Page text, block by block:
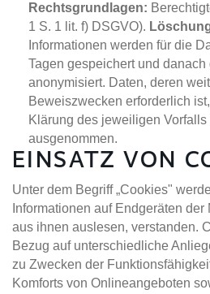
Rechtsgrundlagen:
1 S. 1 lit. f) DSGVO).
Informationen werden für die
Tagen gespeichert und
anonymisiert. Daten, deren
Beweiszwecken erforderlich
Klärung des jeweiligen
ausgenommen.
EINSATZ VON
Unter dem Begriff „Cookies"
Informationen auf Endgeräten
aus ihnen auslesen, verstanden.
Bezug auf unterschiedliche
zu Zwecken der
Komforts von Onlineangeboten